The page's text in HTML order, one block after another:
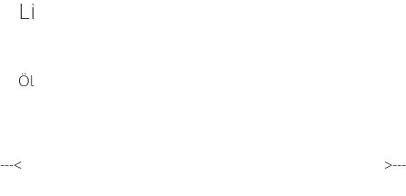
Licht der Hoffnung I-IV
Öl auf Leinwand 2015, 4x Größe 1000 x 60 cm
---< >---